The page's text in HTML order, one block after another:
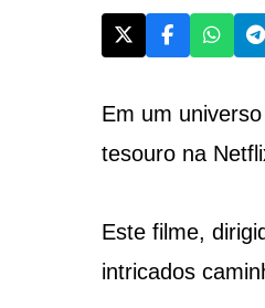
Em um
tesouro na
Este filme,
intricados